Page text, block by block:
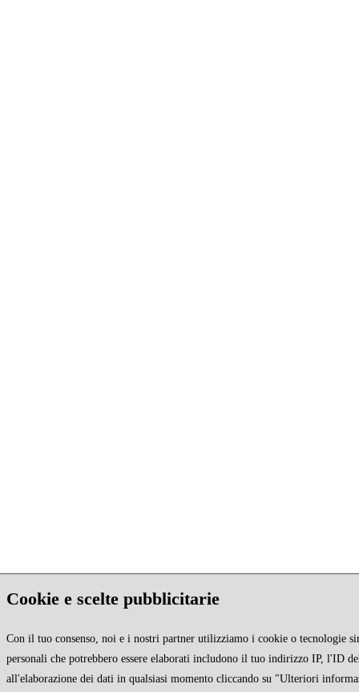
Cookie e scelte pubblicitarie
Con il tuo consenso, noi e i nostri partner utilizziamo i cookie o tecnologie
personali che potrebbero essere elaborati includono il tuo indirizzo IP, l'ID
all'elaborazione dei dati in qualsiasi momento cliccando su "Ulteriori